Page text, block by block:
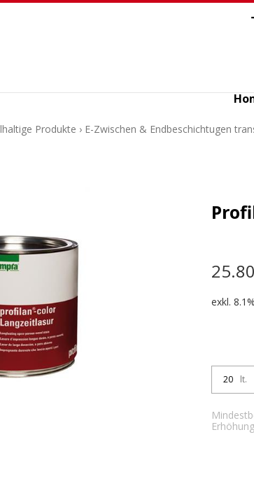
Produkte › E-Zwischen & Endbeschichtugen
25.80
exkl.
lt.